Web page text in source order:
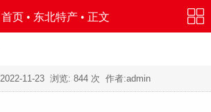
首页 • 东北特产 • 正文
2022-11-23浏览: 844 次 作者:admin